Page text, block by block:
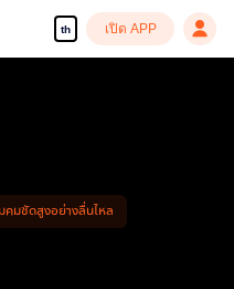
th เปิด APP